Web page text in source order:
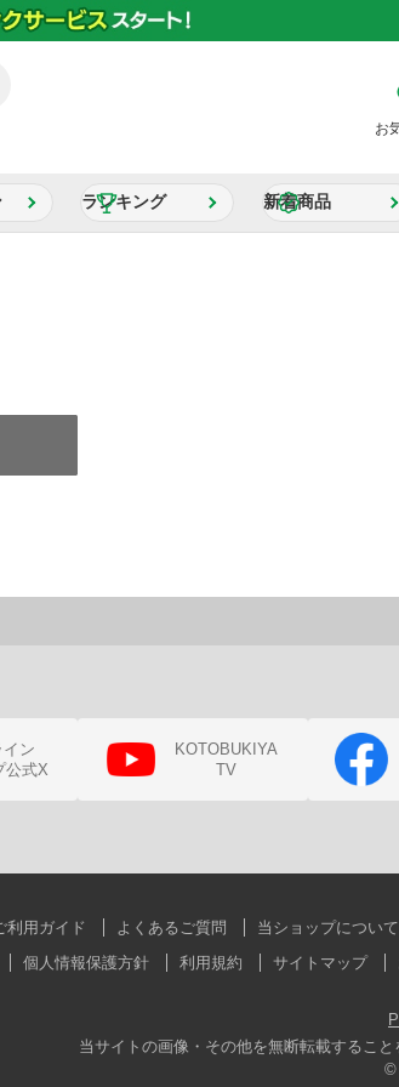
お
ランキング 新着商品
イン
公式X
KOTOBUKIYA
TV
利用ガイド よくあるご質問 当ショップについて
個人情報保護方針 利用規約 サイトマップ
当サイトの画像・その他を無断転載すること
©